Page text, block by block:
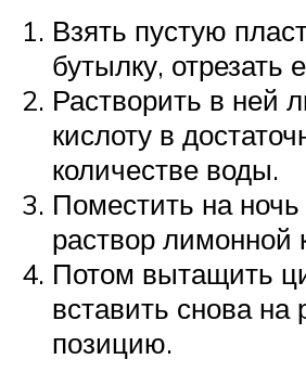
Взять пустую
бутылку, отрезать
Растворить в ней
кислоту в
количестве воды.
Поместить на
раствор лимонной
Потом вытащить
вставить снова на
позицию.